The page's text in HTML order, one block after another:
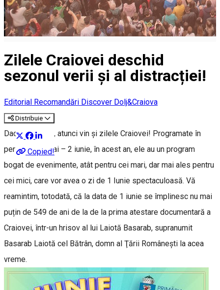
Zilele Craiovei deschid
sezonul verii și al distracției!
Editorial Recomandări Discover Dolj&Craiova
Distribuie
Copied!
Dacă vine vara, atunci vin și zilele Craiovei! Programate în
perioada 30 mai – 2 iunie, în acest an, ele au un program
bogat de evenimente, atât pentru cei mari, dar mai ales pentru
cei mici, care vor avea o zi de 1 Iunie spectaculoasă. Vă
reamintim, totodată, că la data de 1 iunie se împlinesc nu mai
puțin de 549 de ani de la de la prima atestare documentară a
Craiovei, într-un hrisov al lui Laiotă Basarab, supranumit
Basarab Laiotă cel Bătrân, domn al Ţării Româneşti la acea
vreme.